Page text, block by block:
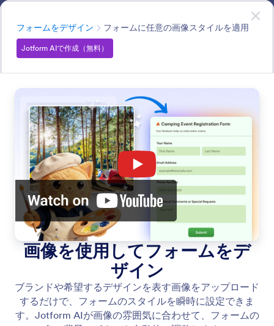
Design Forms
Jotform AIでフォームをスタイリング。アイデアを説明
したり画像を使ってテーマを生成し、サイトのカラーを
同期させて、統一感のある見た目を数秒で実現できま
す。
開始
フォームをデザイン カテゴリー
フォームに任意の画像スタイルを適用
Jotform AIで作成（無料）
すべての機能で検索
Jotform AI フォームをデザインカテゴリー
機能カテゴリー